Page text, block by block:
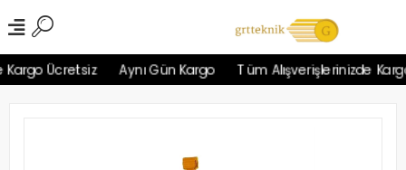
Ücretsiz Aynı Gün Kargo Tüm Alışverişlerinizde Kargo